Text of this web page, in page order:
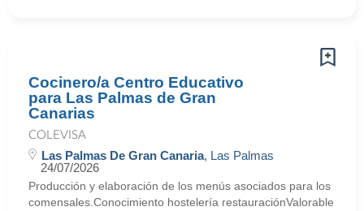
Cocinero/a Centro Educativo
para Las Palmas de Gran
Canarias
COLEVISA
Las Palmas De Gran Canaria, Las Palmas
24/07/2026
Producción y elaboración de los menús asociados para los
comensales.Conocimiento hostelería restauraciónValorable